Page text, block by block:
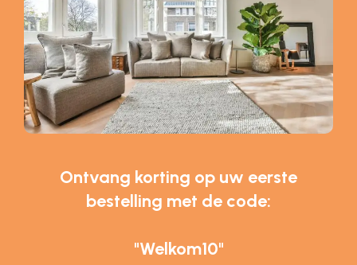
Ontvang korting op uw eerste
bestelling met de code:
"Welkom10"